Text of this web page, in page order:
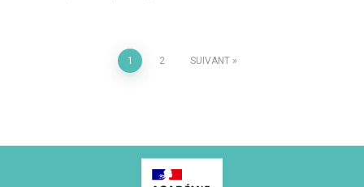
1 2 SUIVANT